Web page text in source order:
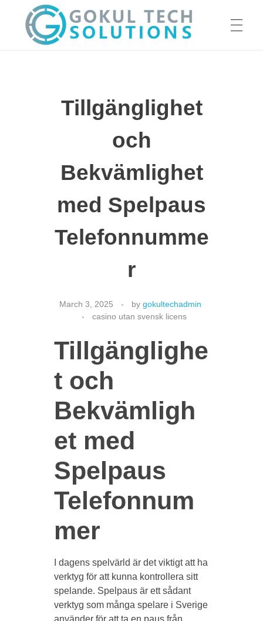
ABOUT US
OUR WORK
Tillgänglighet
och
Bekvämlighet
med Spelpaus
Telefonnumme
r
March 3, 2025 by gokultechadmin
casino utan svensk licens
Tillgänglighe
t och
Bekvämligh
et med
Spelpaus
Telefonnum
mer
I dagens spelvärld är det viktigt att ha
verktyg för att kunna kontrollera sitt
spelande. Spelpaus är ett sådant
verktyg som många spelare i Sverige
använder för att ta en paus från